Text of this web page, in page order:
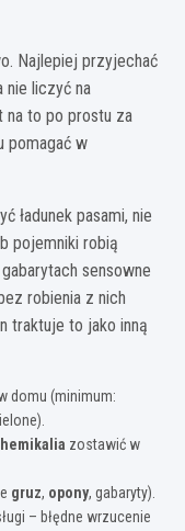
Najlepiej przyjechać
nie liczyć na
na to po prostu za
pomagać w
ładunek pasami, nie
pojemniki robią
sensowne
robienia z nich
traktuje to jako inną
domu (minimum:
zostawić w
gruz, opony, gabaryty).
– błędne wrzucenie